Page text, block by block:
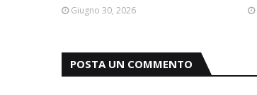
Giugno 30, 2026
POSTA UN COMMENTO